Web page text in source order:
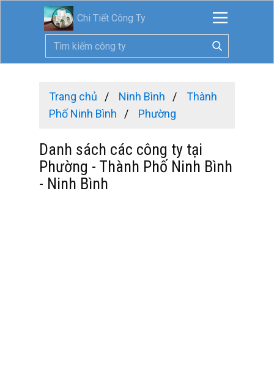
Chi Tiết Công Ty
Trang chủ Ninh Bình
Thành
Phố Ninh Bình
Phường
Danh sách các công ty tại
Phường - Thành Phố Ninh Bình
- Ninh Bình